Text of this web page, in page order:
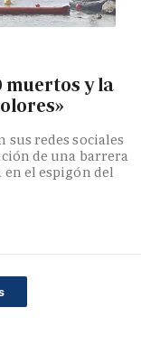
muertos y la
redes sociales
de una barrera
el espigón del